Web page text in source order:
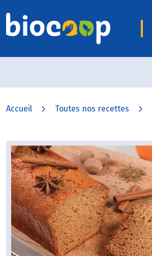
Accueil Toutes nos recettes